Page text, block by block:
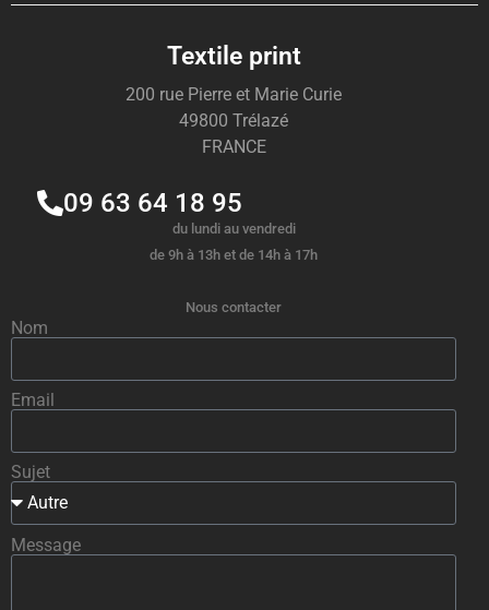
Textile print
200 rue Pierre et Marie Curie
49800 Trélazé
FRANCE
09 63 64 18 95
du lundi au vendredi
de 9h à 13h et de 14h à 17h
Nous contacter
Nom
Email
Sujet
Message